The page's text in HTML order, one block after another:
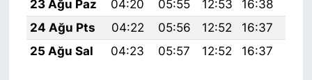
23 Ağu Paz
04:20 05:55 12:53 16:38
24 Ağu Pts
04:22 05:56 12:52 16:37
25 Ağu Sal
04:23 05:57 12:52 16:37